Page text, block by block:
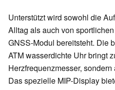
Unterstützt wird sowohl die
Alltag als auch von
GNSS-Modul bereitsteht. Die
ATM wasserdichte Uhr bringt
Herzfrequenzmesser,
Das spezielle MIP-Display